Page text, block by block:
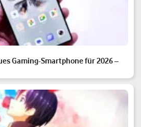
Gaming-Smartphone für 2026 –